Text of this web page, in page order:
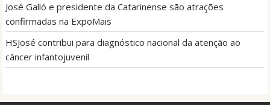
José Galló e presidente da Catarinense são atrações
confirmadas na ExpoMais
HSJosé contribui para diagnóstico nacional da atenção ao
câncer infantojuvenil